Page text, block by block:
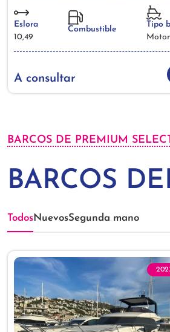
Eslora
10,49
Combustible
Tipo
Motor
A consultar
BARCOS DE PREMIUM
BARCOS
TodosNuevosSegunda mano